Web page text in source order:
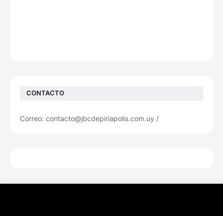
CONTACTO
Correo: contacto@jbcdepiriapolis.com.uy /